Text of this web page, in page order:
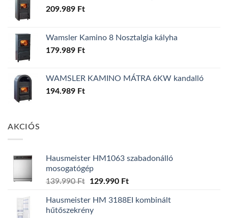
209.989 Ft
Wamsler Kamino 8 Nosztalgia kályha
179.989 Ft
WAMSLER KAMINO MÁTRA 6KW kandalló
194.989 Ft
AKCIÓS
Hausmeister HM1063 szabadonálló
mosogatógép
139.990Ft
Original
was:
139.990 Ft.
129.990 FtCurrent
is:
Hausmeister HM 3188EI kombinált
hűtőszekrény